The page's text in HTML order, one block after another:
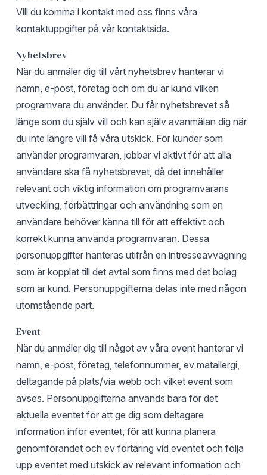
Vill du komma i kontakt med oss finns våra
kontaktuppgifter på vår kontaktsida.
Nyhetsbrev
När du anmäler dig till vårt nyhetsbrev hanterar vi
namn, e-post, företag och om du är kund vilken
programvara du använder. Du får nyhetsbrevet så
länge som du själv vill och kan själv avanmälan dig när
du inte längre vill få våra utskick. För kunder som
använder programvaran, jobbar vi aktivt för att alla
användare ska få nyhetsbrevet, då det innehåller
relevant och viktig information om programvarans
utveckling, förbättringar och användning som en
användare behöver känna till för att effektivt och
korrekt kunna använda programvaran. Dessa
personuppgifter hanteras utifrån en intresseavvägning
som är kopplat till det avtal som finns med det bolag
som är kund. Personuppgifterna delas inte med någon
utomstående part.
Event
När du anmäler dig till något av våra event hanterar vi
namn, e-post, företag, telefonnummer, ev matallergi,
deltagande på plats/via webb och vilket event som
avses. Personuppgifterna används bara för det
aktuella eventet för att ge dig som deltagare
information inför eventet, för att kunna planera
genomförandet och ev förtäring vid eventet och följa
upp eventet med utskick av relevant information och